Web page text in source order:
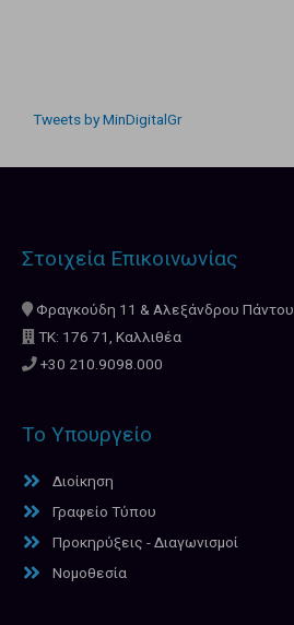
Tweets by MinDigitalGr
Στοιχεία Επικοινωνίας
Φραγκούδη 11 & Αλεξάνδρου Πάντου
ΤΚ: 176 71, Καλλιθέα
+30 210.9098.000
Το Υπουργείο
Διοίκηση
Γραφείο Τύπου
Προκηρύξεις - Διαγωνισμοί
Νομοθεσία